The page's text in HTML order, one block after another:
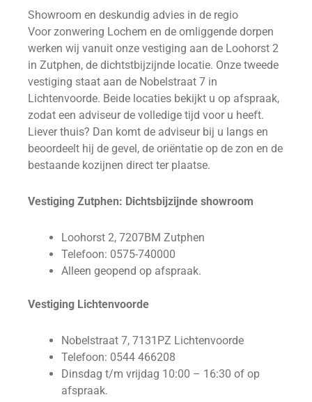
Showroom en deskundig advies in de regio
Voor zonwering Lochem en de omliggende dorpen
werken wij vanuit onze vestiging aan de Loohorst 2
in Zutphen, de dichtstbijzijnde locatie. Onze tweede
vestiging staat aan de Nobelstraat 7 in
Lichtenvoorde. Beide locaties bekijkt u op afspraak,
zodat een adviseur de volledige tijd voor u heeft.
Liever thuis? Dan komt de adviseur bij u langs en
beoordeelt hij de gevel, de oriëntatie op de zon en de
bestaande kozijnen direct ter plaatse.
Vestiging Zutphen: Dichtsbijzijnde showroom
Loohorst 2, 7207BM Zutphen
Telefoon: 0575-740000
Alleen geopend op afspraak.
Vestiging Lichtenvoorde
Nobelstraat 7, 7131PZ Lichtenvoorde
Telefoon: 0544 466208
Dinsdag t/m vrijdag 10:00 – 16:30 of op
afspraak.